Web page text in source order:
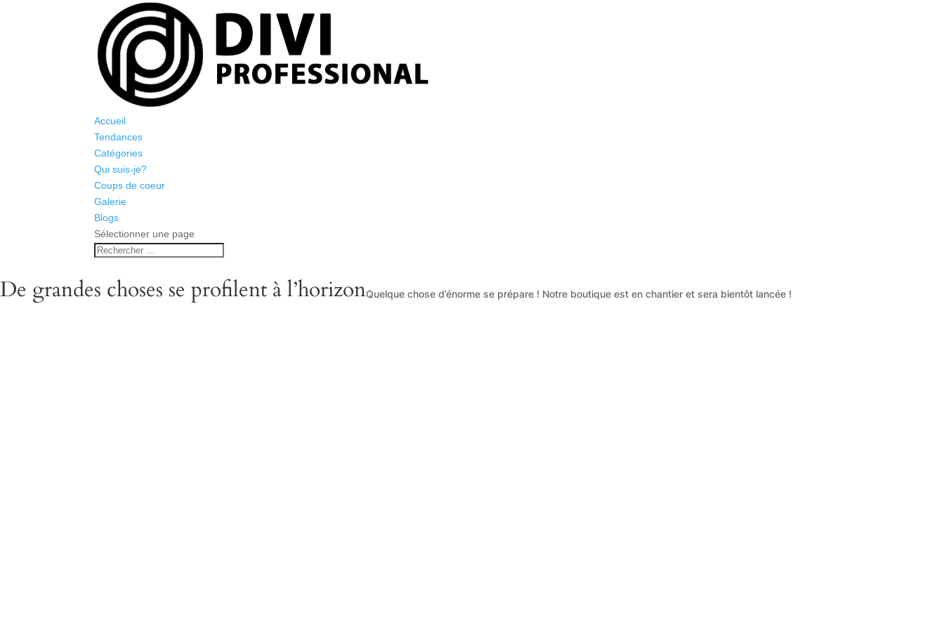
Accueil
Tendances
Catégories
Qui suis-je?
Coups de coeur
Galerie
Blogs
Sélectionner une page
De grandes choses se profilent à l’horizonQuelque chose d’énorme se prépare ! Notre boutique est en chantier et sera bientôt lancée !